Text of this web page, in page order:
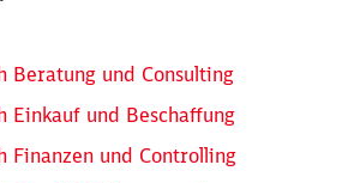
Beratung und Consulting
Einkauf und Beschaffung
Finanzen und Controlling